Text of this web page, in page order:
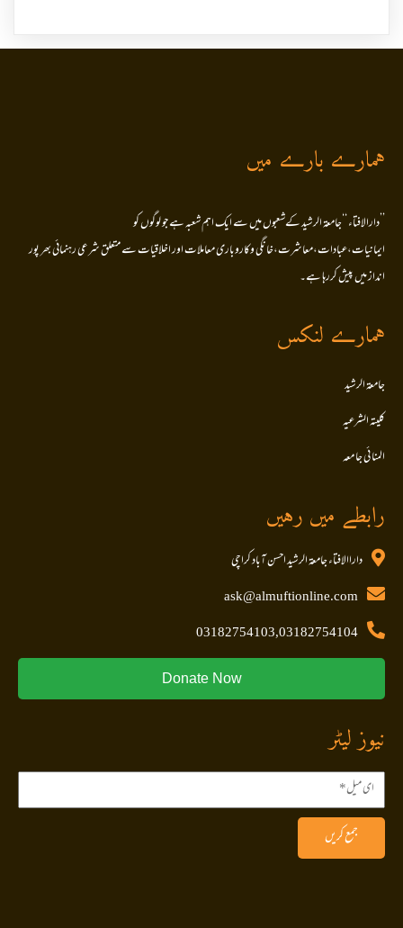
ہمارے بارے میں
’’دارالافتاء ‘‘جامعۃ الرشید کےشعبوں میں سے ایک اہم شعبہ ہے جو لوگوں کو
ایمانیات،عبادات،معاشرت،خانگی وکاروباری معاملات اور اخلاقیات سے متعلق شرعی رہنمائی بھر پور
انداز میں پیش کررہا ہے۔
ہمارے لنکس
جامعۃ الرشید
کلیتہ الشرعیہ
المنا ئی جا معہ
رابطے میں رہیں
داراالافتاء جامعۃ الرشید احسن آباد کراچی
ask@almuftionline.com
03182754103,03182754104
Donate Now
نیوز لیٹر
جمع کریں